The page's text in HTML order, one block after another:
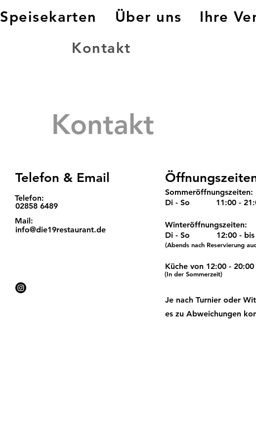
Speisekarten Über uns
Ihre
Kontakt
Kontakt
Telefon & Email
02858 6489
Telefon:
info@die19restaurant.de
Mail:
Di - So 11:00 -
Sommeröffnungszeiten:
Di - So 12:00 -
Winteröffnungszeiten:
​(Abends nach Reservierung
Küche von 12:00 - 20:00
(In der Sommerzeit)
Je nach Turnier oder
es zu Abweichungen